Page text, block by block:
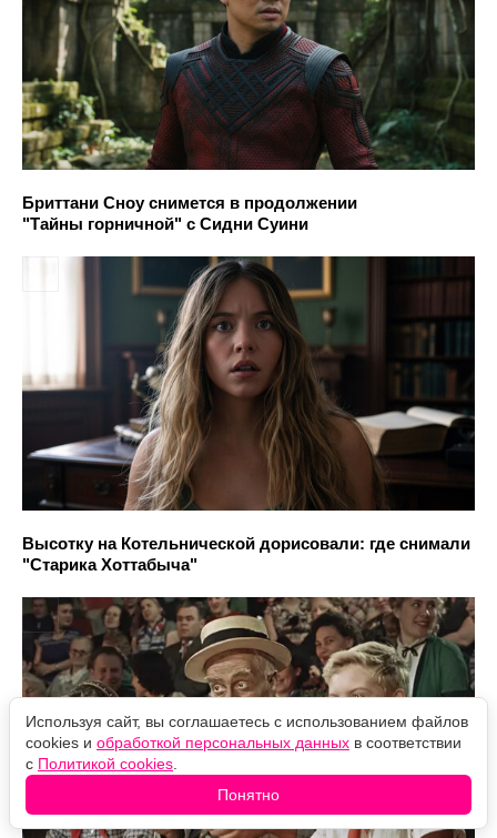
Бриттани Сноу снимется в продолжении
"Тайны горничной" с Сидни Суини
Высотку на Котельнической дорисовали: где снимали
"Старика Хоттабыча"
Используя сайт, вы соглашаетесь с использованием файлов
cookies и обработкой персональных данных в соответствии
с Политикой cookies
Понятно